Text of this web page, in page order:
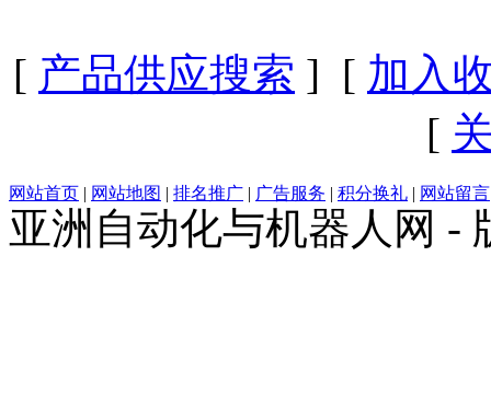
[ 产品供应搜索 ] [ 加入
[
网站首页 | 网站地图 | 排名推广 | 广告服务 | 积分换礼 | 网站留言
亚洲自动化与机器人网 -